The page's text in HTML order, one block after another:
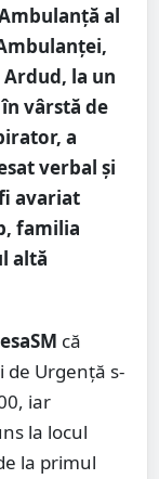
al
la un
vârstă de
a
verbal și
avariat
familia
altă
că
de Urgență s-
iar
la locul
la primul